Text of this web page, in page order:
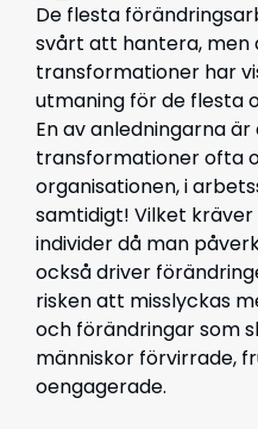
De flesta
svårt att hantera, men
transformationer har
utmaning för de flesta
En av anledningarna
transformationer ofta
organisationen, i
samtidigt! Vilket
individer då man
också driver
risken att misslyckas
och förändringar som
människor förvirrade,
oengagerade.